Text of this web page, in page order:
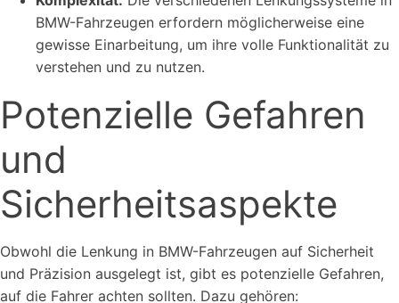
BMW-Fahrzeugen erfordern möglicherweise eine
gewisse Einarbeitung, um ihre volle Funktionalität zu
verstehen und zu nutzen.
Potenzielle Gefahren
und
Sicherheitsaspekte
Obwohl die Lenkung in BMW-Fahrzeugen auf Sicherheit
und Präzision ausgelegt ist, gibt es potenzielle Gefahren,
auf die Fahrer achten sollten. Dazu gehören: